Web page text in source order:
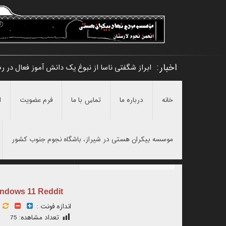
اخبار: ابراز شگفتی ناسا از نبوغ یک دانش آموز فعال در
خانه درباره ما تماس با ما فرم عضویت
موسسه بیکران هستی در شیراز، باشگاه نجوم جنوب کشور
11 Reddit
اندازه فونت :
تعداد مشاهده: 75